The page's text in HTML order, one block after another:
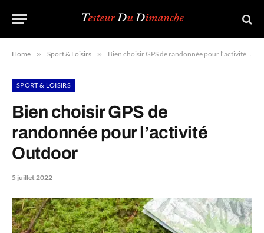
Home » Sport & Loisirs » Bien choisir GPS de randonnée pour l’activité Outdoor
SPORT & LOISIRS
Bien choisir GPS de
randonnée pour l’activité
Outdoor
5 juillet 2022